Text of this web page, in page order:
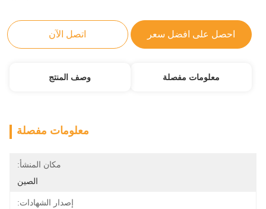
احصل على افضل سعر اتصل الآن
معلومات مفصلة وصف المنتج
معلومات مفصلة
مكان المنشأ:
الصين
إصدار الشهادات: